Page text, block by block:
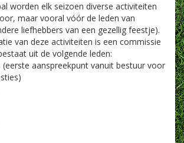
worden elk seizoen diverse activiteiten
maar vooral vóór de leden van
liefhebbers van een gezellig feestje).
van deze activiteiten is een commissie
uit de volgende leden:
(eerste aanspreekpunt vanuit bestuur voor